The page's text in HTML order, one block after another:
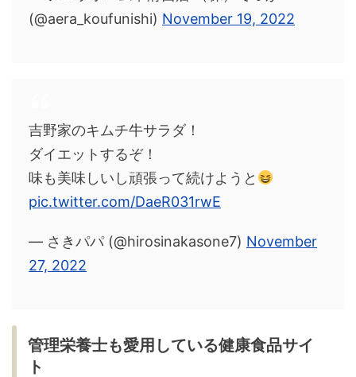
(@aera_koufunishi) November 19, 2022
吉野家のキムチ牛サラダ！
ダイエットするぞ！
味も美味しいし頑張って続けようと
pic.twitter.com/DaeR031rwE
— さきパパ (@hirosinakasone7) November
27, 2022
管理栄養士も愛用している健康食品サイ
ト